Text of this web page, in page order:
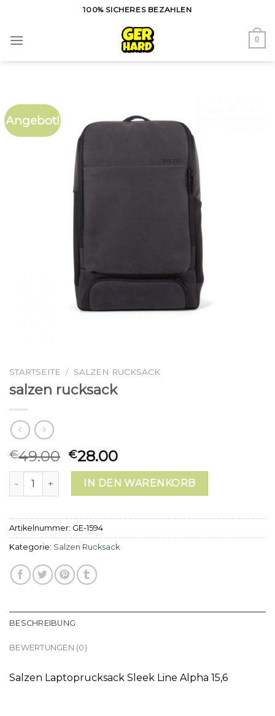
content
100% SICHERES BEZAHLEN
0
Angebot!
STARTSEITE / SALZEN RUCKSACK
salzen rucksack
€49.00 €28.00
salzen rucksack MengeIN DEN WARENKORB
Artikelnummer: GE-1594
Kategorie: Salzen Rucksack
BESCHREIBUNG
BEWERTUNGEN (0)
Salzen Laptoprucksack Sleek Line Alpha 15,6